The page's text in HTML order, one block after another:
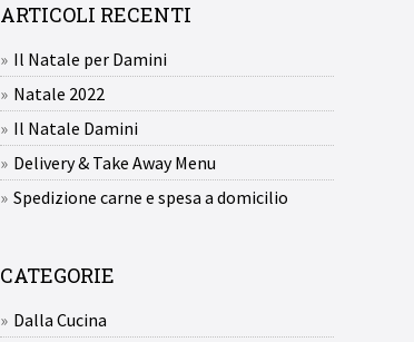
ARTICOLI RECENTI
Il Natale per Damini
Natale 2022
Il Natale Damini
Delivery & Take Away Menu
Spedizione carne e spesa a domicilio
CATEGORIE
Dalla Cucina